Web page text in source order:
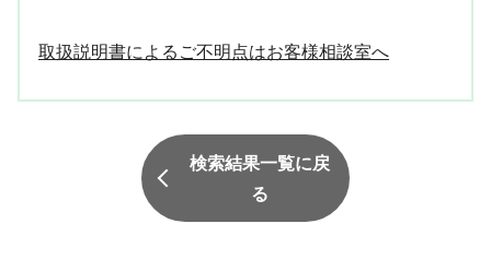
取扱説明書によるご不明点はお客様相談室へ
検索結果一覧に戻
る